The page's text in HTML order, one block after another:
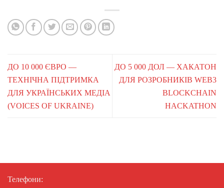
ДО 10 000 ЄВРО —
ТЕХНІЧНА ПІДТРИМКА
ДЛЯ УКРАЇНСЬКИХ МЕДІА
(VOICES OF UKRAINE)
ДО 5 000 ДОЛ — ХАКАТОН
ДЛЯ РОЗРОБНИКІВ WEB3
BLOCKCHAIN
HACKATHON
Телефони: